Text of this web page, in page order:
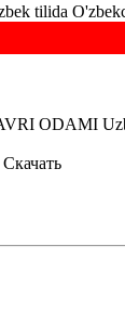
tilida
ODAMI
Скачать